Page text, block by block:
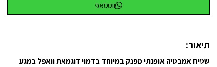
ווטסאפ
תיאור:
שטיח אמבטיה אופנתי מפנק במיוחד בדמוי דוגמאת וואפל במגע